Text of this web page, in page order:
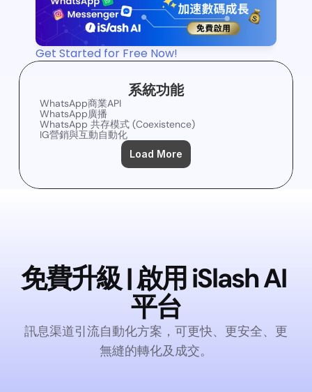
Get Started for Free Now!
系統功能
WhatsApp商業API
WhatsApp廣播
WhatsApp 共存模式 (Coexistence)
IG營銷與互動自動化
Load More
免費升級 | 啟用 iSlash AI
平台
訊息渠道引流自動化方案，可更快、更安全、更
無縫的轉化及成交。